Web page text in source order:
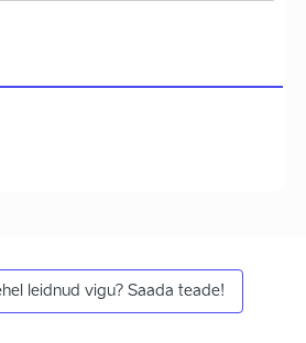
leidnud vigu? Saada teade!